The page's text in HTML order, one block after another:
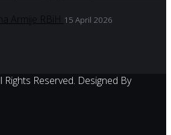
Armije RBiH 15 April 2026
Reserved. Designed By